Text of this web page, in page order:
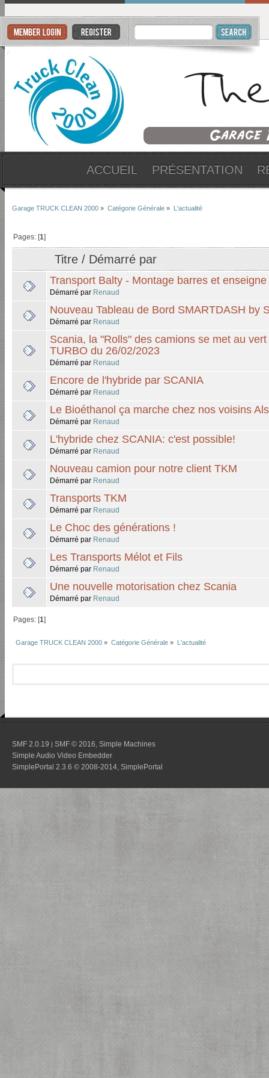
ACCUEIL PRÉSENTATION
Garage TRUCK CLEAN 2000 » Catégorie Générale » L'actualité
Pages: [1]
Titre/Démarré par
Transport Balty - Montage barres et enseigne
Démarré par Renaud
Nouveau Tableau de Bord SMARTDASH by
Démarré par Renaud
Scania, la "Rolls" des camions se met au
TURBO du 26/02/2023
Démarré par Renaud
Encore de l'hybride par SCANIA
Démarré par Renaud
Le Bioéthanol ça marche chez nos voisins
Démarré par Renaud
L'hybride chez SCANIA: c'est possible!
Démarré par Renaud
Nouveau camion pour notre client TKM
Démarré par Renaud
Transports TKM
Démarré par Renaud
Le Choc des générations !
Démarré par Renaud
Les Transports Mélot et Fils
Démarré par Renaud
Une nouvelle motorisation chez Scania
Démarré par Renaud
Pages: [1]
Garage TRUCK CLEAN 2000 » Catégorie Générale » L'actualité
SMF 2.0.19 | SMF © 2016 Simple Machines
Simple Audio Video Embedder
SimplePortal 2.3.6 © 2008-2014, SimplePortal